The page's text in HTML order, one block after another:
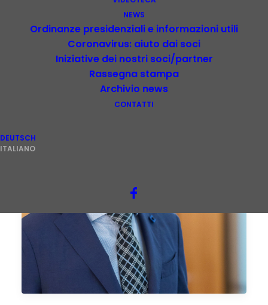
NEWS
Ordinanze presidenziali e informazioni utili
Coronavirus: aiuto dai soci
Iniziative dei nostri soci/partner
Rassegna stampa
Archivio news
CONTATTI
DEUTSCH
ITALIANO